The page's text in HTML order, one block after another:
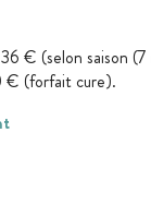
€ (selon saison (7
€ (forfait cure).